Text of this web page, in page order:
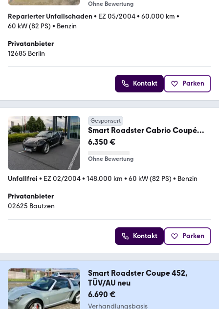
Ohne Bewertung
Reparierter Unfallschaden• EZ 05/2004• 60.000 km •
60 kW (82 PS) • Benzin
Privatanbieter
12685 Berlin
Kontakt Parken
Gesponsert
Smart Roadster Cabrio Coupé
60kW - Klima Service Neu
6.350 €
Ohne Bewertung
Unfallfrei • EZ 02/2004• 148.000 km • 60 kW (82 PS) • Benzin
Privatanbieter
02625 Bautzen
Kontakt Parken
Smart Roadster Coupe 452,
TÜV/AU neu
6.690 €
Verhandlungsbasis